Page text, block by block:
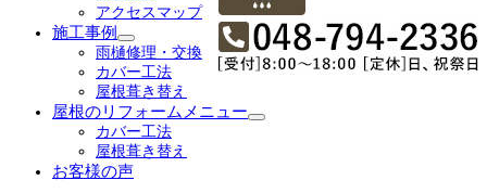
メ
ュ
ー
を
展
開
アクセスマップ
施工事例
サ
ブ
メ
ニ
ュ
ー
を
展
雨樋修理・交換
カバー工法
屋根葺き替え
屋根のリフォームメニュー
サ
カバー工法
屋根葺き替え
お客様の声